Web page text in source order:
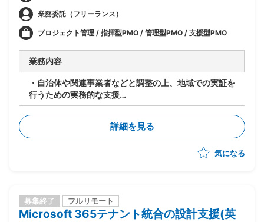
業務委託（フリーランス）
プロジェクト管理 / 指揮型PMO / 管理型PMO / 支援型PMO
業務内容
・自治体や関連事業者などと調整の上、地域での実証を
行うための実務的な支援
・実証開始前の手順整理
・現地でのサポート（進捗・課題管理）
詳細を見る
気になる
募集終了 フルリモート
Microsoft 365テナント統合の設計支援(英